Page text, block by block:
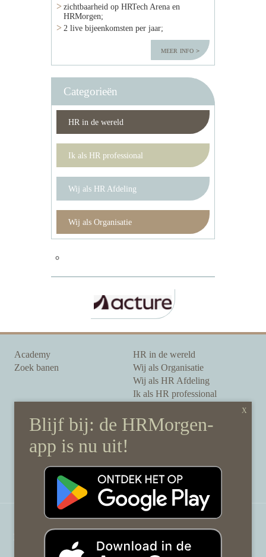
zichtbaarheid op HRTech Arena en
HRMorgen;
2 live bijeenkomsten per jaar;
meer info
Categorieën
HR in de wereld
Ik als HR professional
Wij als HR Afdeling
Wij als Organisatie
Academy
Zoek banen
HR in de wereld
Wij als Organisatie
Wij als HR Afdeling
Ik als HR professional
Onze auteurs
Onze partners
Sponsoring
Over HRMorgen
Disclaimer & gedragscode
HRMorgen.nl